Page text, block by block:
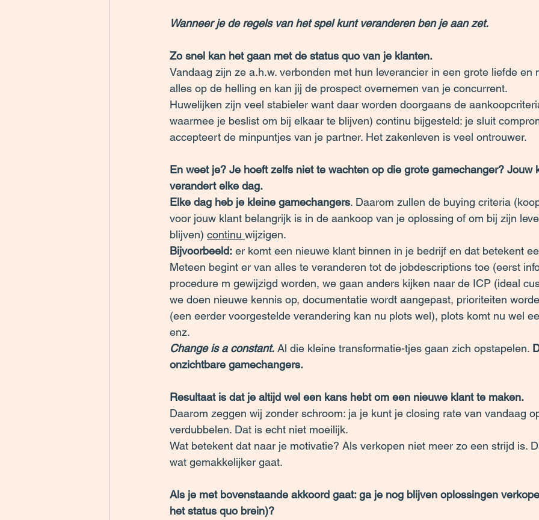
Wanneer je de regels van het spel kunt veranderen ben je aan zet.
Zo snel kan het gaan met de status quo van je klanten.
Vandaag zijn ze a.h.w. verbonden met hun leverancier in een grote liefde en
alles op de helling en kan jij de prospect overnemen van je concurrent.
Huwelijken zijn veel stabieler want daar worden doorgaans de
waarmee je beslist om bij elkaar te blijven) continu bijgesteld: je sluit
accepteert de minpuntjes van je partner. Het zakenleven is veel ontrouwer.
En weet je? Je hoeft zelfs niet te wachten op die grote gamechanger? Jouw
verandert elke dag.
Elke dag heb je kleine gamechangers. Daarom zullen de buying criteria
voor jouw klant belangrijk is in de aankoop van je oplossing of om bij zijn
blijven) continu wijzigen.
Bijvoorbeeld: er komt een nieuwe klant binnen in je bedrijf en dat betekent
Meteen begint er van alles te veranderen tot de jobdescriptions toe (eerst
procedure m gewijzigd worden, we gaan anders kijken naar de ICP (ideal
we doen nieuwe kennis op, documentatie wordt aangepast, prioriteiten
(een eerder voorgestelde verandering kan nu plots wel), plots komt nu wel
enz.
Change is a constant. Al die kleine transformatie-tjes gaan zich opstapelen.
onzichtbare gamechangers.
Resultaat is dat je altijd wel een kans hebt om een nieuwe klant te maken.
Daarom zeggen wij zonder schroom: ja je kunt je closing rate van vandaag
verdubbelen. Dat is echt niet moeilijk.
Wat betekent dat naar je motivatie? Als verkopen niet meer zo een strijd is.
wat gemakkelijker gaat.
Als je met bovenstaande akkoord gaat: ga je nog blijven oplossingen
het status quo brein)?